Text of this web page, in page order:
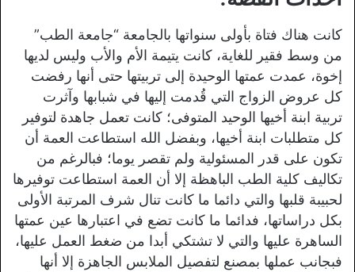
كانت هناك فتاة بأولى سنواتها بالجامعة “جامعة الطب”
من وسط فقير للغاية، كانت يتيمة الأم والأب وليس لديها
إخوة، عمدت عمتها الوحيدة إلى تربيتها حتى أنها رفضت
كل عروض الزواج التي قُدمت إليها في شبابها وآثرت
تربية ابنة أخيها الوحيد المتوفى؛ كانت تعمل جاهدة لتوفير
كل متطلبات ابنة أخيها، وبفضل الله استطاعت العمة أن
تكون على قدر المسئولية ولم تقصر يوما؛ فبالرغم من
تكاليف كلية الطب الباهظة إلا أن العمة استطاعت توفيرها
لحبيبة قلبها والتي دائما ما كانت تنال شرف المرتبة الأولى
بكل دراساتها، فدائما ما كانت تضع في اعتبارها عين عمتها
الساهرة عليها والتي لا تشتكي أبدا من ضغط العمل عليها،
فبجانب عملها بمصنع لتفصيل الملابس الجاهزة إلا أنها